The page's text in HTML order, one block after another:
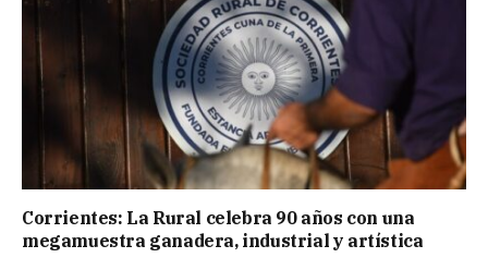
Corrientes: La Rural celebra 90 años con una
megamuestra ganadera, industrial y artística